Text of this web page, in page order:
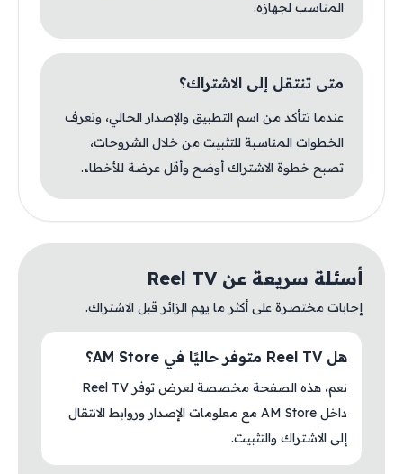
المناسب لجهازه.
متى تنتقل إلى الاشتراك؟
عندما تتأكد من اسم التطبيق والإصدار الحالي، وتعرف
الخطوات المناسبة للتثبيت من خلال الشروحات،
تصبح خطوة الاشتراك أوضح وأقل عرضة للأخطاء.
أسئلة سريعة عن Reel TV
إجابات مختصرة على أكثر ما يهم الزائر قبل الاشتراك.
هل Reel TV متوفر حاليًا في AM Store؟
نعم، هذه الصفحة مخصصة لعرض توفر Reel TV
داخل AM Store مع معلومات الإصدار وروابط الانتقال
إلى الاشتراك والتثبيت.